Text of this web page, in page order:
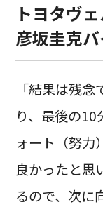
トヨタヴ
彦坂圭克
「結果は残
り、最後の
ォート（努力
良かったと思
るので、次に